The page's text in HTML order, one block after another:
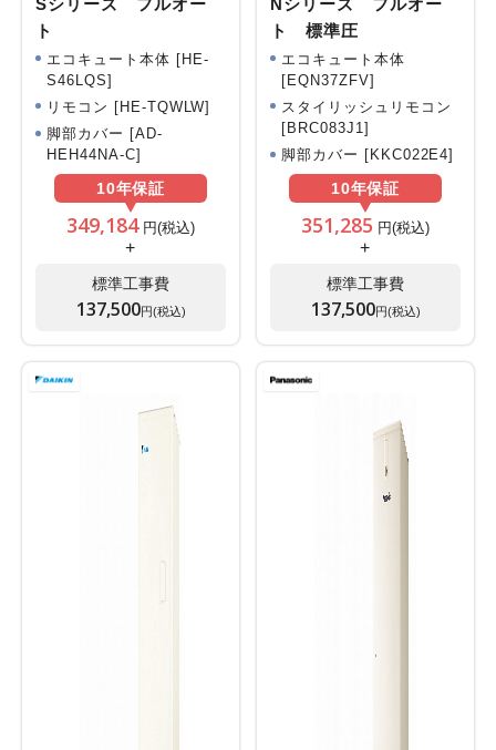
ト
エコキュート本体 [HE-
S46LQS]
リモコン [HE-TQWLW]
脚部カバー [AD-
HEH44NA-C]
10年保証
349,184円(税込)
+
標準工事費
137,500円(税込)
ト 標準圧
エコキュート本体
[EQN37ZFV]
スタイリッシュリモコン
[BRC083J1]
脚部カバー [KKC022E4]
10年保証
351,285 円(税込)
+
標準工事費
137,500円(税込)